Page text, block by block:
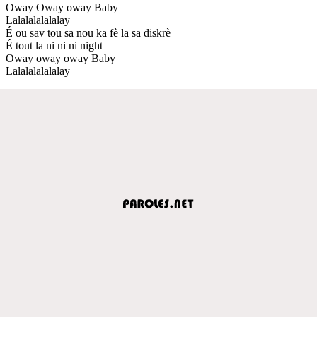
Oway Oway oway Baby
Lalalalalalalay
É ou sav tou sa nou ka fè la sa diskrè
É tout la ni ni ni night
Oway oway oway Baby
Lalalalalalalay